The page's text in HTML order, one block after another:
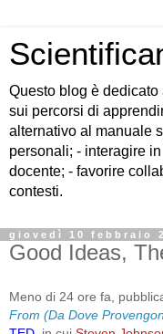
Questo blog è
sui percorsi di
alternativo al manuale
personali; - interagire
docente; - favorire
contesti.
giovedì 10 febbraio
Good Ideas,
Meno di 24 ore fa,
From (Da Dove